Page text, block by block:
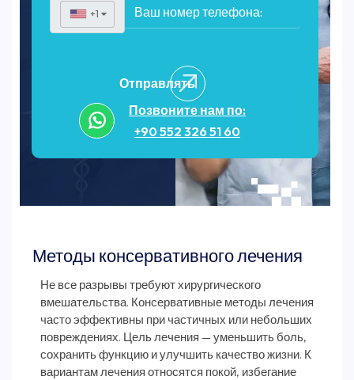
+1 ▼
Отправлять
Позвоните нам по:
+90 552 326 51 60
Методы консервативного лечения
Не все разрывы требуют хирургического
вмешательства. Консервативные методы лечения
часто эффективны при частичных или небольших
повреждениях. Цель лечения — уменьшить боль,
сохранить функцию и улучшить качество жизни. К
вариантам лечения относятся покой, избегание